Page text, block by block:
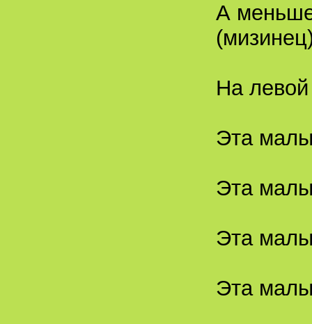
А
На левой
Эта
Эта
Эта
Эта